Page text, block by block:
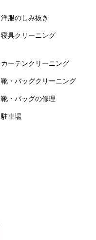
洋服のしみ抜き
寝具クリーニング
カーテンクリーニング
靴・バッグクリーニング
靴・バッグの修理
駐車場